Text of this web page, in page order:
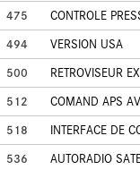
475
CONTROLE
494
VERSION USA
500
RETROVISEUR
512
COMAND APS
518
INTERFACE DE
536
AUTORADIO